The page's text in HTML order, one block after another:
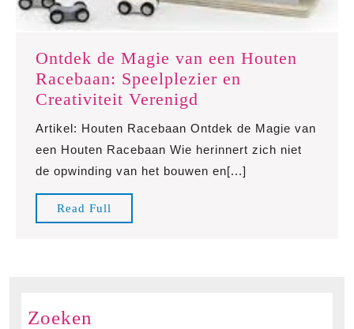
Ontdek de Magie van een Houten
Racebaan: Speelplezier en
Creativiteit Verenigd
Magie
van
een
Artikel: Houten Racebaan Ontdek de Magie van
een Houten Racebaan Wie herinnert zich niet
de opwinding van het bouwen en[...]
Read Full
Full
Zoeken